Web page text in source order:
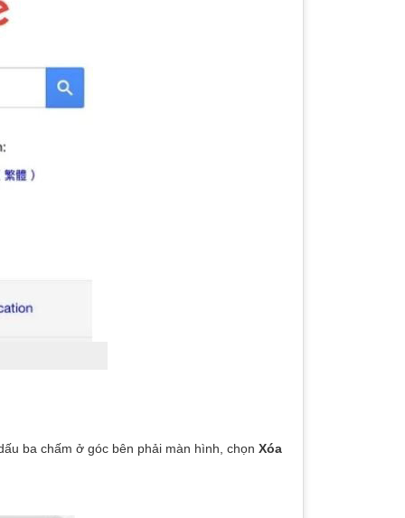
ba chấm ở góc bên phải màn hình, chọn Xóa